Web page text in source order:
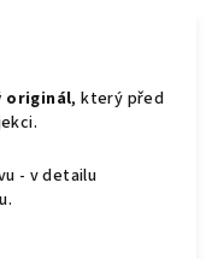
originál, který před
- v detailu